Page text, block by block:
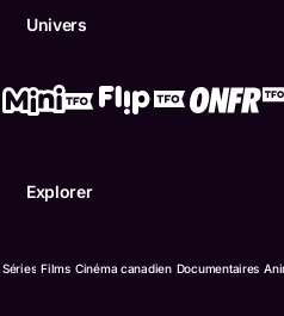
Univers
Explorer
Séries Films Cinéma canadien Documentaires
Boukili
Conditions d'utilisation
Confidentialité
langue française de l’Ontario